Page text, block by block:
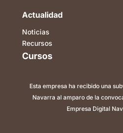
Actualidad
Noticias
Recursos
Cursos
Esta empresa ha recibido una
Navarra al amparo de la
Empresa Digital